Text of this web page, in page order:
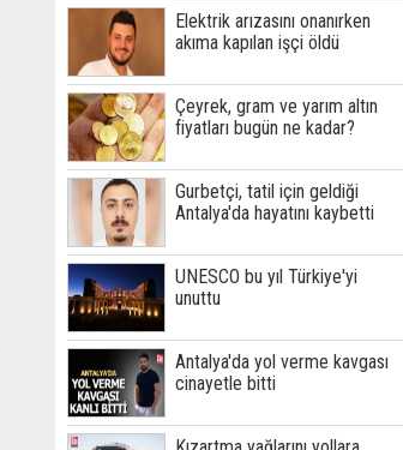
Elektrik arızasını onanırken
akıma kapılan işçi öldü
Çeyrek, gram ve yarım altın
fiyatları bugün ne kadar?
Gurbetçi, tatil için geldiği
Antalya'da hayatını kaybetti
UNESCO bu yıl Türkiye'yi
unuttu
Antalya'da yol verme kavgası
cinayetle bitti